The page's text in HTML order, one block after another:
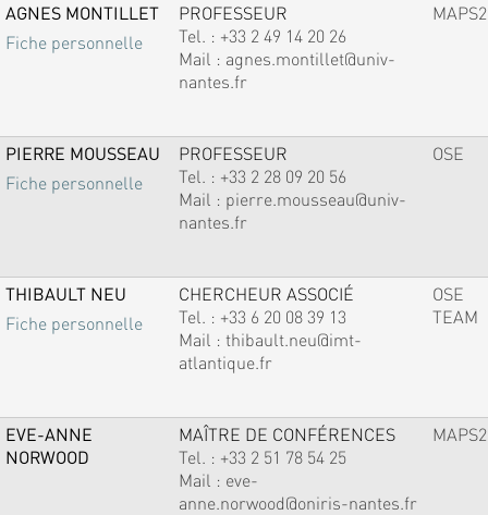
AGNES MONTILLET
Fiche personnelle
PROFESSEUR
Tel. : +33 2 49 14 20 26
Mail : agnes.montillet@univ-
nantes.fr
MAPS2
PIERRE MOUSSEAU
Fiche personnelle
PROFESSEUR
Tel. : +33 2 28 09 20 56
Mail : pierre.mousseau@univ-
nantes.fr
OSE
THIBAULT NEU
Fiche personnelle
CHERCHEUR ASSOCIÉ
Tel. : +33 6 20 08 39 13
Mail : thibault.neu@imt-
atlantique.fr
OSE
TEAM
EVE-ANNE
NORWOOD
MAÎTRE DE CONFÉRENCES
Tel. : +33 2 51 78 54 25
Mail : eve-
anne.norwood@oniris-nantes.fr
MAPS2